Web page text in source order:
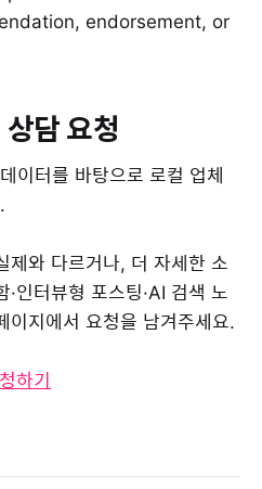
endorsement, or
담 요청
이터를 바탕으로 로컬 업체
제와 다르거나, 더 자세한 소
·인터뷰형 포스팅·AI 검색 노
이지에서 요청을 남겨주세요.
하기